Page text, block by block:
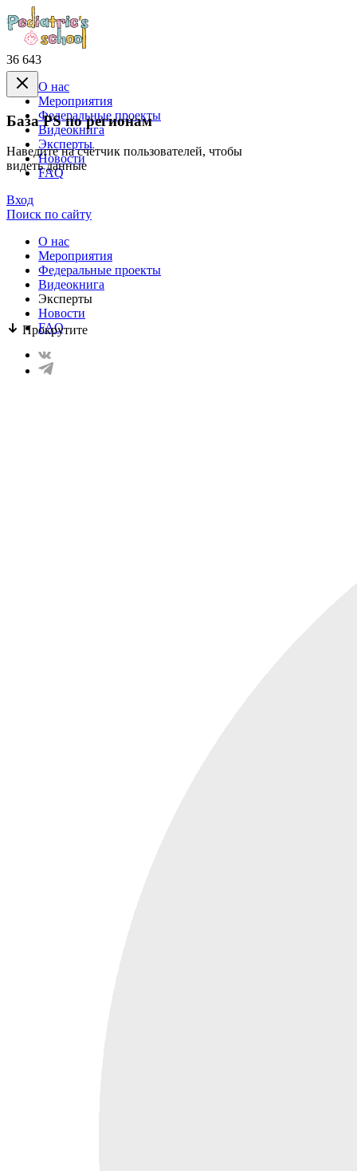
36 643
База PS по регионам
Наведите на счётчик пользователей, чтобы
видеть данные
Прокрутите
О нас
Mероприятия
Федеральные проекты
Видеокнига
Эксперты
Новости
FAQ
Вход
Поиск по сайту
О нас
Mероприятия
Федеральные проекты
Видеокнига
Эксперты
Новости
FAQ